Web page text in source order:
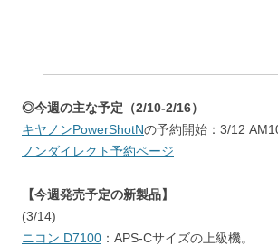
◎今週の主な予定（2/10-2/16）
キヤノンPowerShotNの予約開始：3/12
ノンダイレクト予約ページ
【今週発売予定の新製品】
(3/14)
ニコン D7100 ：APS-Cサイズの上級機。